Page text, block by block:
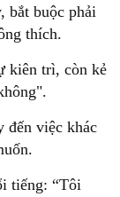
bắt buộc phải
thích.
kiên trì, còn kẻ
đến việc khác
tiếng: “Tôi